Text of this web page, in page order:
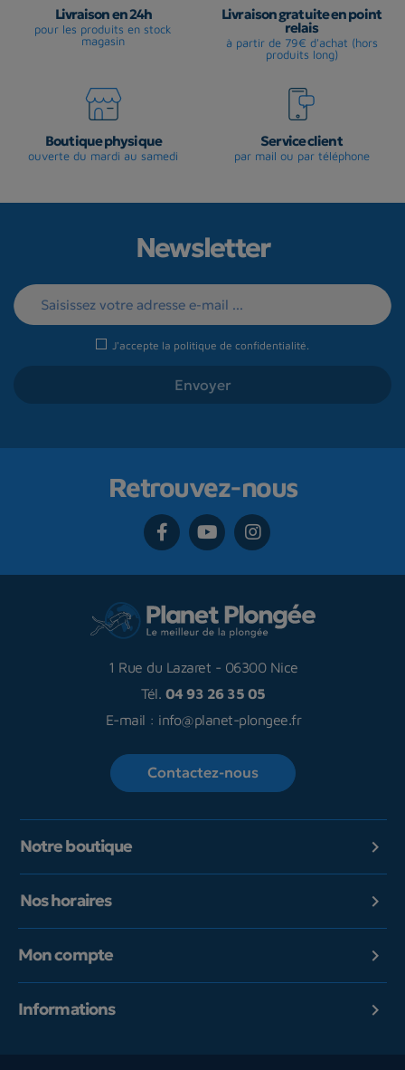
Livraison en 24h
pour les produits en stock
magasin
Livraison gratuite en point
relais
à partir de 79€ d'achat (hors
produits long)
Boutique physique
ouverte du mardi au samedi
Service client
par mail ou par téléphone
Newsletter
J'accepte la politique de confidentialité
Retrouvez-nous
1 Rue du Lazaret - 06300 Nice
Tél. 04 93 26 35 05
E-mail : info@planet-plongee.fr
Contactez-nous
Notre boutique 
Nos horaires 
Mon compte 
Informations 